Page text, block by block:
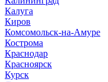
Калуга
Киров
Комсомольск-на-Амуре
Кострома
Краснодар
Красноярск
Курск